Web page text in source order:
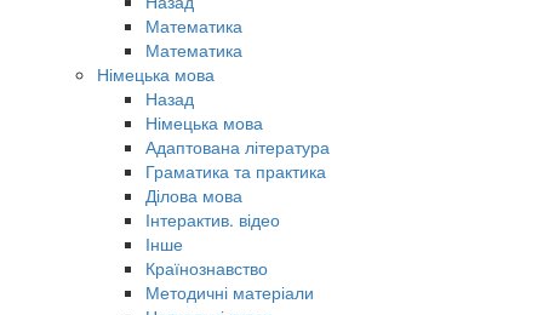
Математика
Математика
Німецька мова
Назад
Німецька мова
Адаптована література
Граматика та практика
Ділова мова
Інтерактив. відео
Інше
Країнознавство
Методичні матеріали